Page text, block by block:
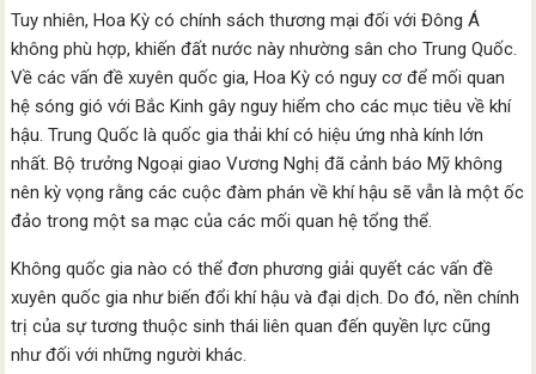
Tuy nhiên, Hoa Kỳ có chính sách thương mại đối với Đông Á
không phù hợp, khiến đất nước này nhường sân cho Trung Quốc.
Về các vấn đề xuyên quốc gia, Hoa Kỳ có nguy cơ để mối quan
hệ sóng gió với Bắc Kinh gây nguy hiểm cho các mục tiêu về khí
hậu. Trung Quốc là quốc gia thải khí có hiệu ứng nhà kính lớn
nhất. Bộ trưởng Ngoại giao Vương Nghị đã cảnh báo Mỹ không
nên kỳ vọng rằng các cuộc đàm phán về khí hậu sẽ vẫn là một ốc
đảo trong một sa mạc của các mối quan hệ tổng thể.
Không quốc gia nào có thể đơn phương giải quyết các vấn đề
xuyên quốc gia như biến đổi khí hậu và đại dịch. Do đó, nền chính
trị của sự tương thuộc sinh thái liên quan đến quyền lực cũng
như đối với những người khác.